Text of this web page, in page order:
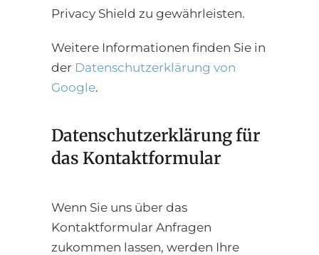
Privacy Shield zu gewährleisten.
Weitere Informationen finden Sie in
der Datenschutzerklärung von
Google.
Datenschutzerklärung für
das Kontaktformular
Wenn Sie uns über das
Kontaktformular Anfragen
zukommen lassen, werden Ihre